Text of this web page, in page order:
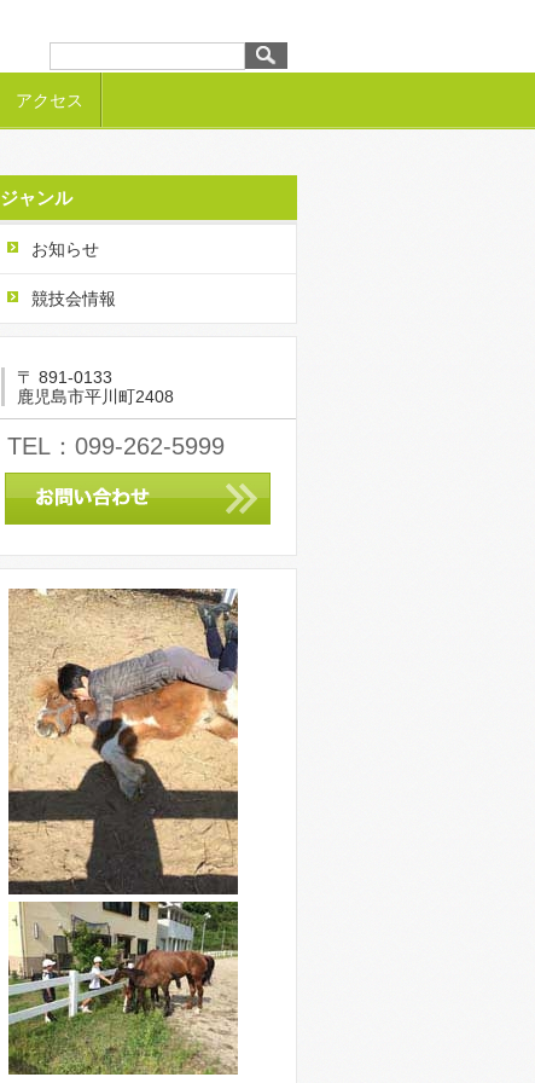
アクセス
ジャンル
お知らせ
競技会情報
〒 891-0133
鹿児島市平川町2408
TEL：099-262-5999